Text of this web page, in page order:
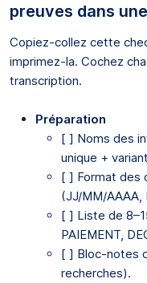
preuves dans
Copiez-collez cette
imprimez-la. Cochez
transcription.
Préparation
[ ] Noms des
unique +
[ ] Format des
(JJ/MM/AAAA,
[ ] Liste de
PAIEMENT,
[ ] Bloc-notes
recherches).